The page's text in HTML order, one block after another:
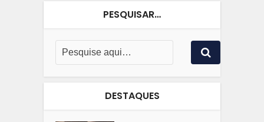
PESQUISAR…
DESTAQUES